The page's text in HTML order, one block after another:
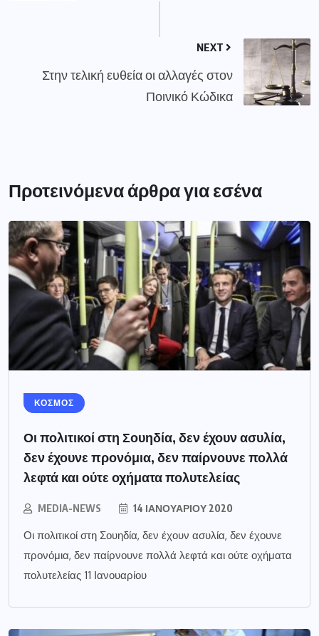
NEXT
Στην τελική ευθεία οι αλλαγές στον
Ποινικό Κώδικα
Προτεινόμενα άρθρα για εσένα
ΚΟΣΜΟΣ
Οι πολιτικοί στη Σουηδία, δεν έχουν ασυλία,
δεν έχουνε προνόμια, δεν παίρνουνε πολλά
λεφτά και ούτε οχήματα πολυτελείας
MEDIA-NEWS 14 ΙΑΝΟΥΑΡΊΟΥ 2020
Οι πολιτικοί στη Σουηδία, δεν έχουν ασυλία, δεν έχουνε
προνόμια, δεν παίρνουνε πολλά λεφτά και ούτε οχήματα
πολυτελείας 11 Ιανουαρίου